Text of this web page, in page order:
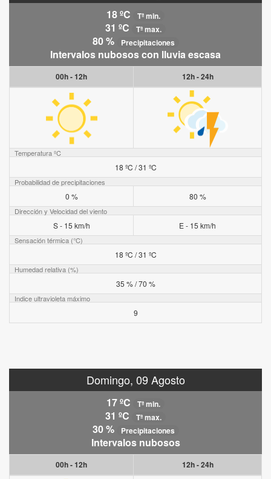
18 ºC Tª min.
31 ºC Tª max.
80 % Precipitaciones
Intervalos nubosos con lluvia escasa
00h - 12h 12h - 24h
Temperatura ºC
18 ºC / 31 ºC
Probabilidad de precipitaciones
0 % 80 %
Dirección y Velocidad del viento
S - 15 km/h E - 15 km/h
Sensación térmica (°C)
18 ºC / 31 ºC
Humedad relativa (%)
35 % / 70 %
Indice ultravioleta máximo
9
Domingo, 09 Agosto
17 ºC Tª min.
31 ºC Tª max.
30 % Precipitaciones
Intervalos nubosos
00h - 12h 12h - 24h